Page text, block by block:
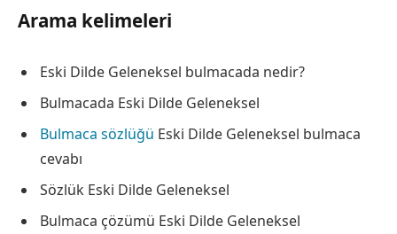
Arama kelimeleri
Eski Dilde Geleneksel bulmacada nedir?
Bulmacada Eski Dilde Geleneksel
Bulmaca sözlüğü Eski Dilde Geleneksel bulmaca
cevabı
Sözlük Eski Dilde Geleneksel
Bulmaca çözümü Eski Dilde Geleneksel